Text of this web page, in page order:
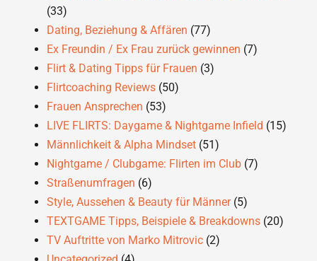
(33)
Dating, Beziehung & Affären (77)
Ex Freundin / Ex Frau zurück gewinnen (7)
Flirt & Dating Tipps für Frauen (3)
Flirtcoaching Reviews (50)
Frauen Ansprechen (53)
LIVE FLIRTS: Daygame & Nightgame Infield (15)
Männlichkeit & Alpha Mindset (51)
Nightgame / Clubgame: Flirten im Club (7)
Straßenumfragen (6)
Style, Aussehen & Beauty für Männer(5)
TEXTGAME Tipps, Beispiele & Breakdowns (20)
TV Auftritte von Marko Mitrovic (2)